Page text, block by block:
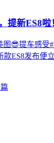
提新ES8啦
图😎提车感受
款ES8发布便
篇